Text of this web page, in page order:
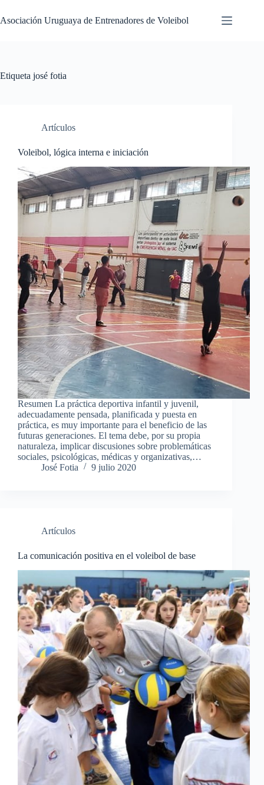
al
contenido
Asociación Uruguaya de Entrenadores de Voleibol
Etiqueta josé fotia
Artículos
Voleibol, lógica interna e iniciación
Resumen La práctica deportiva infantil y juvenil,
adecuadamente pensada, planificada y puesta en
práctica, es muy importante para el beneficio de las
futuras generaciones. El tema debe, por su propia
naturaleza, implicar discusiones sobre problemáticas
sociales, psicológicas, médicas y organizativas,…
José Fotia
9 julio 2020
Artículos
La comunicación positiva en el voleibol de base